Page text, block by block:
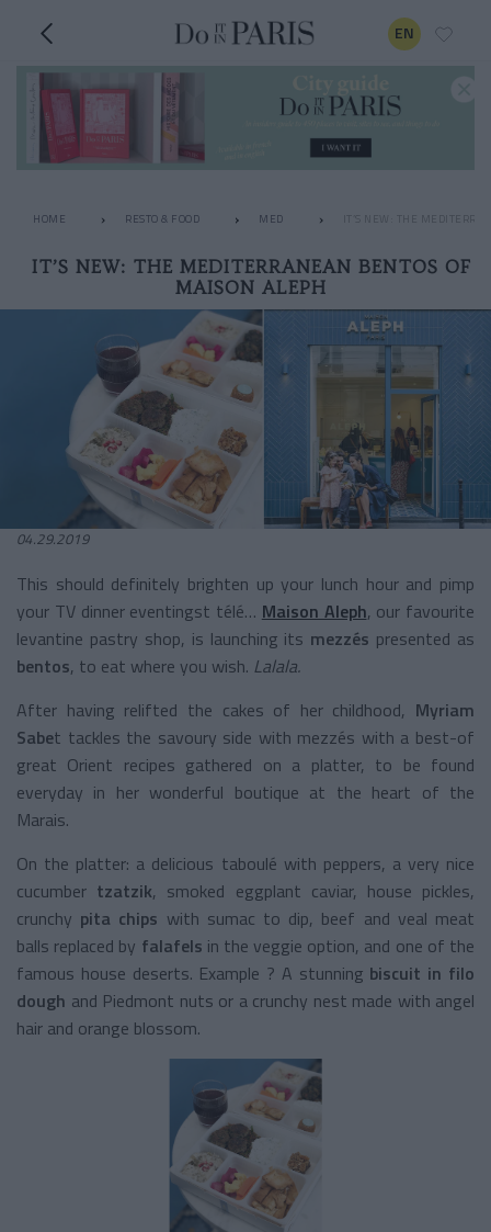
EN
HOME RESTO & FOOD MED IT’S NEW: THE
IT’S NEW: THE MEDITERRANEAN BENTOS OF
MAISON ALEPH
04.29.2019
This should definitely brighten up your lunch hour and pimp
your TV dinner eventingst télé… Maison Aleph, our favourite
levantine pastry shop, is launching its mezzés presented as
bentos, to eat where you wish. Lalala.
After having relifted the cakes of her childhood, Myriam
Sabet tackles the savoury side with mezzés with a best-of
great Orient recipes gathered on a platter, to be found
everyday in her wonderful boutique at the heart of the
Marais.
On the platter: a delicious taboulé with peppers, a very nice
cucumber tzatzik, smoked eggplant caviar, house pickles,
crunchy pita chips with sumac to dip, beef and veal meat
balls replaced by falafels in the veggie option, and one of the
famous house deserts. Example ? A stunning biscuit in filo
dough and Piedmont nuts or a crunchy nest made with angel
hair and orange blossom.